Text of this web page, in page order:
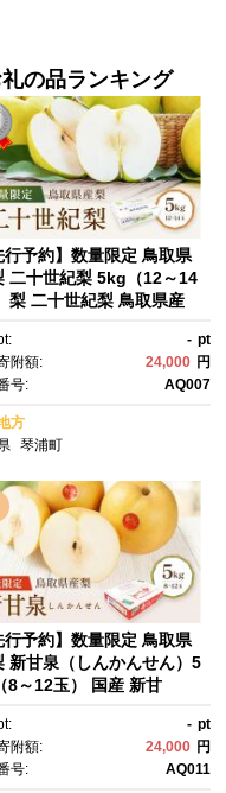
の品ランキング
行予約】数量限定 鳥取県
二十世紀梨 5kg（12～14
梨 二十世紀梨 鳥取県産
取県産二十世紀梨 新鮮 先
約 美味しい おいしい 人
い おすすめ 梨 梨先行予
取 鳥取県産 琴浦町 梨
- pt
附額:
24,000 円
号:
AQ007
方
琴浦町
行予約】数量限定 鳥取県
新甘泉（しんかんせん）5
8～12玉） 国産 新甘
泉5kg 新甘泉 鳥取県産
泉 鳥取県産梨 梨先行予
甘泉先行予約 新鮮 旬 フル
- pt
附額:
24,000 円
号:
AQ011